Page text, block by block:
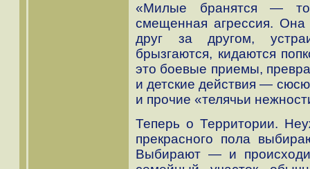
«Милые бранятся —
смещенная агрессия. Она
друг за другом,
брызгаются, кидаются
это боевые приемы,
и детские действия —
и прочие «телячьи
Теперь о Территории.
прекрасного пола
Выбирают — и